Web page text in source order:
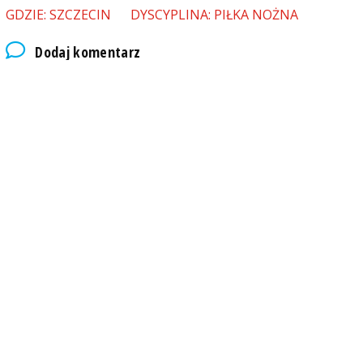
GDZIE: SZCZECIN DYSCYPLINA: PIŁKA NOŻNA
Dodaj komentarz